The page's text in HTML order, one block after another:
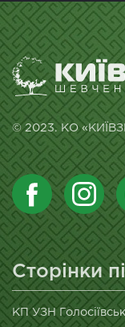
© 2023. КО
Сторінки
КП УЗН